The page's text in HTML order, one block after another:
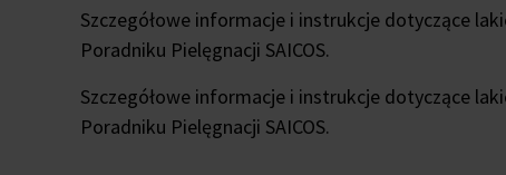
Szczegółowe informacje i instrukcje dotyczące
Poradniku Pielęgnacji SAICOS.
Szczegółowe informacje i instrukcje dotyczące
Poradniku Pielęgnacji SAICOS.